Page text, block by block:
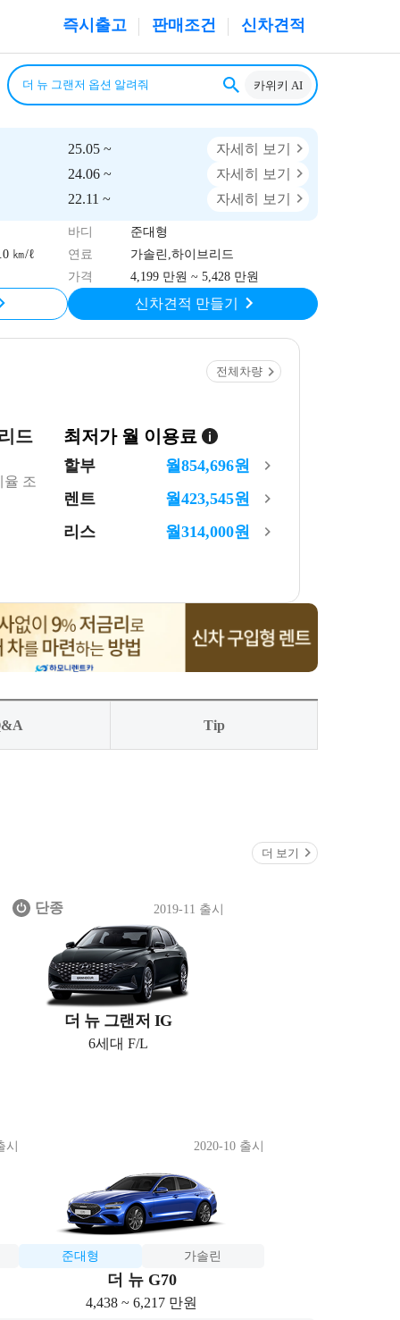
즉시출고 판매조건 신차견적
카위키 AI
25.05 ~
자세히 보기
24.06 ~
자세히 보기
22.11 ~
자세히 보기
바디
준대형
㎞/ℓ
연료
가솔린,하이브리드
가격
4,199 만원 ~ 5,428 만원
신차견적 만들기
전체차량
드
율 조
최저가 월 이용료
할부 월854,696원
렌트
월423,545원
리스
월314,000원
Tip
더 보기
단종
더 뉴 그랜저 IG
2019-11 출시
6세대 F/L
시
준대형 가솔린
더 뉴 G70
2020-10 출시
4,438 ~ 6,217 만원